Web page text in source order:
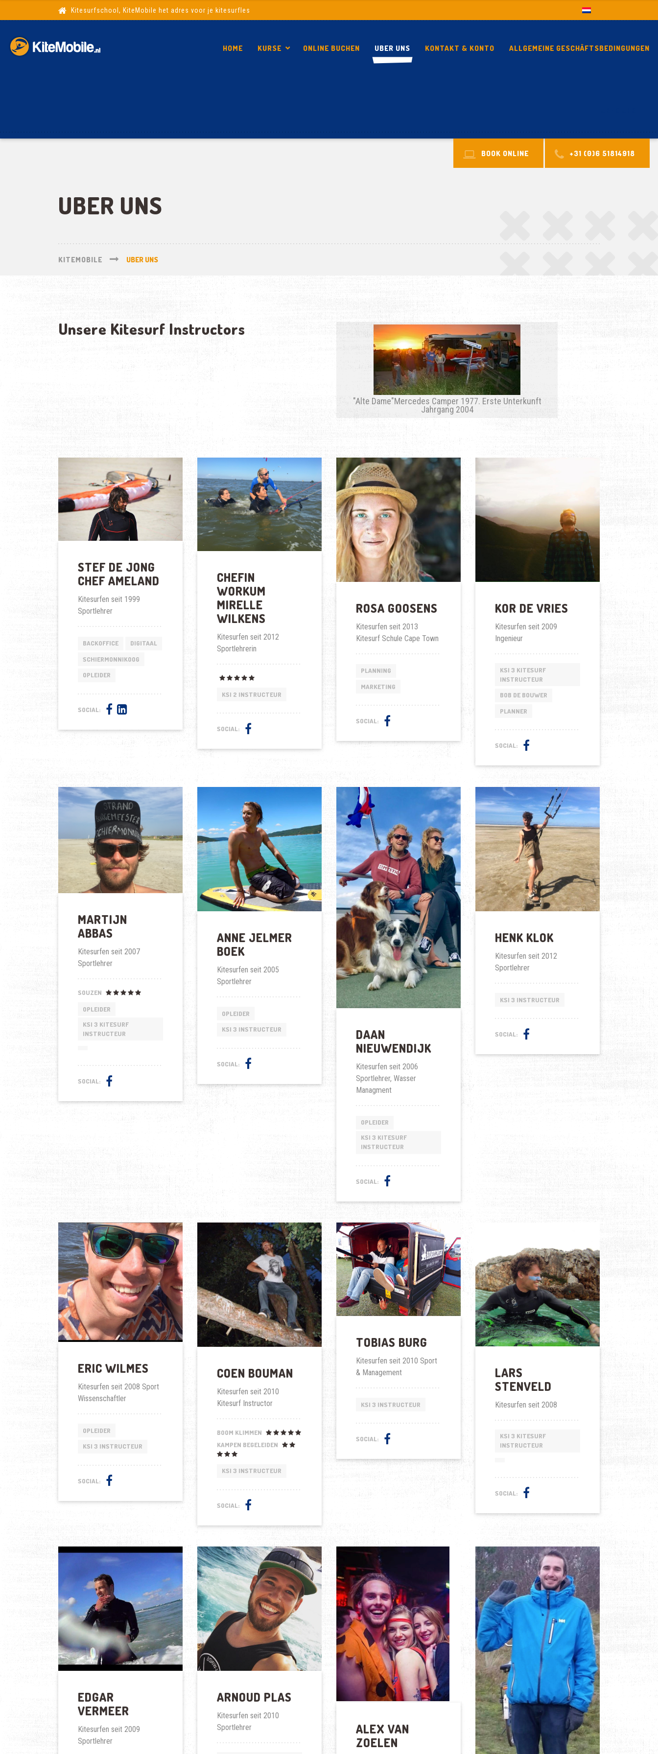
Kitesurfschool, KiteMobile het adres voor je kitesurfles
HOME KURSE ONLINE BUCHEN UBER UNS KONTAKT & KONTO ALLGEMEINE GESCHÄFTSBEDINGUNGEN
BOOK ONLINE +31 (0)6 51814918
UBER UNS
KITEMOBILE UBER UNS
Unsere Kitesurf Instructors
"Alte Dame"Mercedes Camper 1977. Erste Unterkunft
Jahrgang 2004
STEF DE JONG
CHEF AMELAND
Kitesurfen seit 1999
Sportlehrer
BACKOFFICE DIGITAAL
SCHIERMONNIKOOG
OPLEIDER
SOCIAL:
CHEFIN
WORKUM
MIRELLE
WILKENS
Kitesurfen seit 2012
Sportlehrerin
KSI 2 INSTRUCTEUR
SOCIAL:
ROSA GOOSENS
Kitesurfen seit 2013
Kitesurf Schule Cape Town
PLANNING
MARKETING
SOCIAL:
KOR DE VRIES
Kitesurfen seit 2009
Ingenieur
KSI 3 KITESURF
INSTRUCTEUR
BOB DE BOUWER
PLANNER
SOCIAL:
MARTIJN
ABBAS
Kitesurfen seit 2007
Sportlehrer
SOUZEN
OPLEIDER
KSI 3 KITESURF
INSTRUCTEUR
SOCIAL:
ANNE JELMER
BOEK
Kitesurfen seit 2005
Sportlehrer
OPLEIDER
KSI 3 INSTRUCTEUR
SOCIAL:
DAAN
NIEUWENDIJK
Kitesurfen seit 2006
Sportlehrer, Wasser
Managment
OPLEIDER
KSI 3 KITESURF
INSTRUCTEUR
SOCIAL:
HENK KLOK
Kitesurfen seit 2012
Sportlehrer
KSI 3 INSTRUCTEUR
SOCIAL:
ERIC WILMES
Kitesurfen seit 2008 Sport
Wissenschaftler
OPLEIDER
KSI 3 INSTRUCTEUR
SOCIAL:
COEN BOUMAN
Kitesurfen seit 2010
Kitesurf Instructor
BOOM KLIMMEN
KAMPEN BEGELEIDEN
KSI 3 INSTRUCTEUR
SOCIAL:
TOBIAS BURG
Kitesurfen seit 2010 Sport
& Management
KSI 3 INSTRUCTEUR
SOCIAL:
LARS
STENVELD
Kitesurfen seit 2008
KSI 3 KITESURF
INSTRUCTEUR
SOCIAL:
EDGAR
VERMEER
Kitesurfen seit 2009
Sportlehrer
ARNOUD PLAS
Kitesurfen seit 2010
Sportlehrer
ALEX VAN
ZOELEN